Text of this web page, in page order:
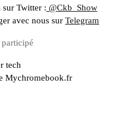
sur Twitter : @Ckb_Show
avec nous sur Telegram
tech
Mychromebook.fr